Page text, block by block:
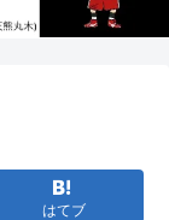
はてブ